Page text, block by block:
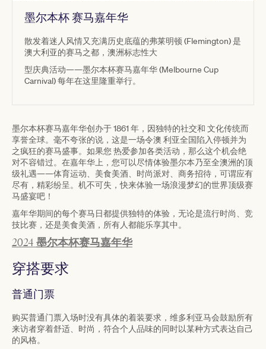
墨尔本杯 赛马嘉年华
散发着迷人风情又充满历史底蕴的弗莱明顿 (Flemington) 是
澳大利亚的赛马之都，澳洲标志性大
型庆典活动——墨尔本杯赛马嘉年华 (Melbourne Cup
Carnival) 每年在这里隆重举行。
墨尔本杯赛马嘉年华创办于 1861 年，因独特的社交和 文化传统而
享誉全球。毫不夸张的说，这是一场令澳 利亚全国陷入停顿并为
之疯狂的赛马盛事。如果您 热爱参加各类活动，那么这个机会绝
对不容错过。在嘉年华上，您可以尽情体验墨尔本乃至全澳洲的顶
级礼遇——体育运动、美食美酒、时尚派对、商务招待，可谓应有
尽有，精彩纷呈。机不可失，快来体验一场浪漫梦幻的世界顶级赛
马盛宴吧！
嘉年华期间的每个赛马日都提供独特的体验，无论是流行时尚、竞
技比赛，还是美食美酒，所有人都能乐享其中。
2024 墨尔本杯赛马嘉年华
穿搭要求
普通门票
购买普通门票入场时没有具体的着装要求，维多利亚马会鼓励所有
来访者穿着舒适、时尚，符合个人品味的同时以某种方式表达自己
的风格。